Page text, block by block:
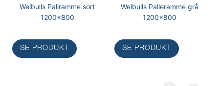
Weibulls Pallramme sort
1200x800
SE PRODUKT
Weibulls Palleramme grå
1200x800
SE PRODUKT